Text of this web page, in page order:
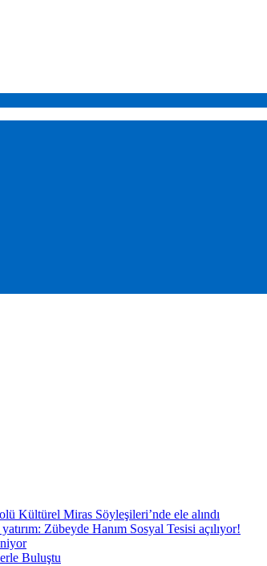
Kültürel Miras Söyleşileri’nde ele alındı
Zübeyde Hanım Sosyal Tesisi açılıyor!
Buluştu